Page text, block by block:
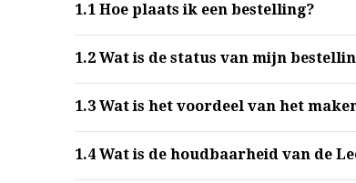
1.1 Hoe plaats ik een bestelling?
1.2 Wat is de status van mijn
1.3 Wat is het voordeel van het
1.4 Wat is de houdbaarheid van de